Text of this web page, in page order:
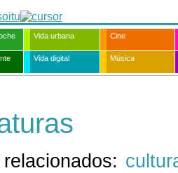
Vida urbana Cine
Vida digital Música